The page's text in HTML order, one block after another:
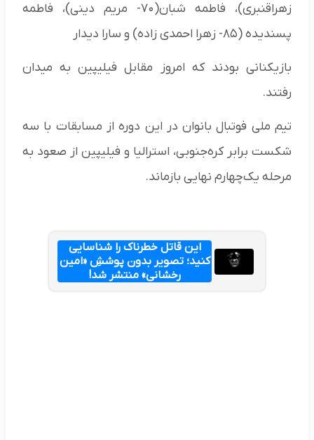
زهراقنبری)، فاطمه شبان(۷۰- مریم دینی)، فاطمه
پسندیده (۸۵- زهرا احمدی زاده) و سارا دیدار
بازیکنانی بودند که امروز مقابل فیلیپین به میدان
رفتند.
تیم ملی فوتبال بانوان در این دوره از مسابقات با سه
شکست برابر کره‌جنوبی، استرالیا و فیلیپین از صعود به
مرحله یک‌چهارم نهایی بازماند.
این قاتل خطرناک را شناسایی
کنید؛ تصویر بدون پوششِ «امین
رخشانی» منتشر شد!